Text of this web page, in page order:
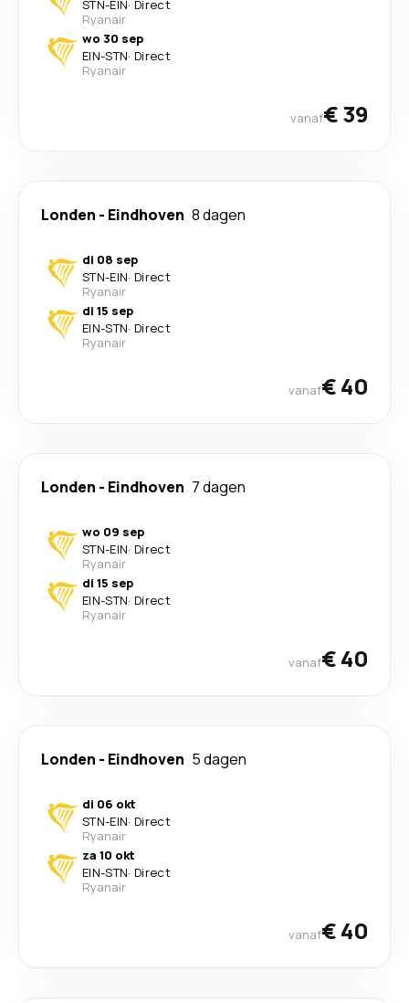
STN-EIN· Direct
Ryanair
wo 30 sep
EIN-STN· Direct
Ryanair
vanaf€ 39
Londen - Eindhoven 8 dagen
di 08 sep
STN-EIN· Direct
Ryanair
di 15 sep
EIN-STN· Direct
Ryanair
vanaf€ 40
Londen - Eindhoven 7 dagen
wo 09 sep
STN-EIN· Direct
Ryanair
di 15 sep
EIN-STN· Direct
Ryanair
vanaf€ 40
Londen - Eindhoven 5 dagen
di 06 okt
STN-EIN· Direct
Ryanair
za 10 okt
EIN-STN· Direct
Ryanair
vanaf€ 40